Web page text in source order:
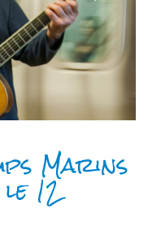
Marins
12